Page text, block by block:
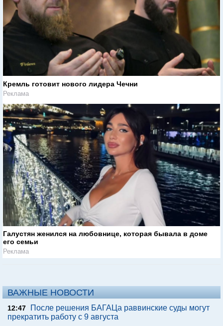
Кремль готовит нового лидера Чечни
Реклама
Галустян женился на любовнице, которая бывала в доме
его семьи
Реклама
ВАЖНЫЕ НОВОСТИ
12:47
После решения БАГАЦа раввинские суды могут
прекратить работу с 9 августа